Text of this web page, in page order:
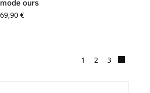
mode ours
69,90€
1 2 3